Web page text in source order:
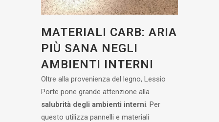
MATERIALI CARB: ARIA
PIÙ SANA NEGLI
AMBIENTI INTERNI
Oltre alla provenienza del legno, Lessio
Porte pone grande attenzione alla
salubrità degli ambienti interni. Per
questo utilizza pannelli e materiali